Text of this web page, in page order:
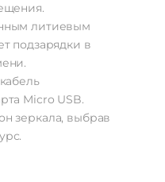
литиевым
подзарядки в
Micro USB.
зеркала, выбрав